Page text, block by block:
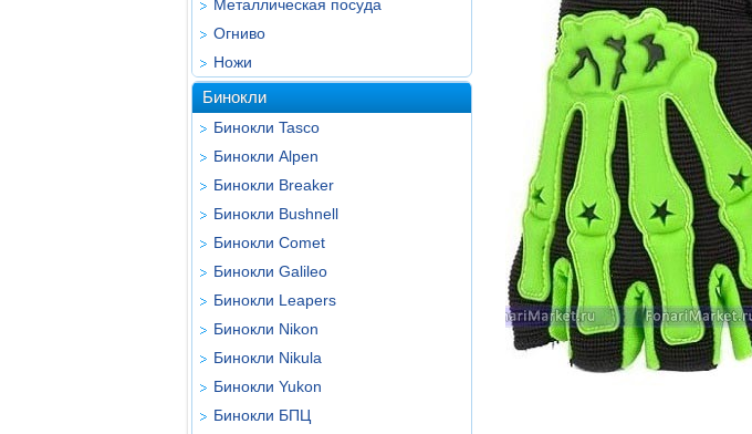
Металлическая посуда
Огниво
Ножи
Бинокли
Бинокли Tasco
Бинокли Alpen
Бинокли Breaker
Бинокли Bushnell
Бинокли Comet
Бинокли Galileo
Бинокли Leapers
Бинокли Nikon
Бинокли Nikula
Бинокли Yukon
Бинокли БПЦ